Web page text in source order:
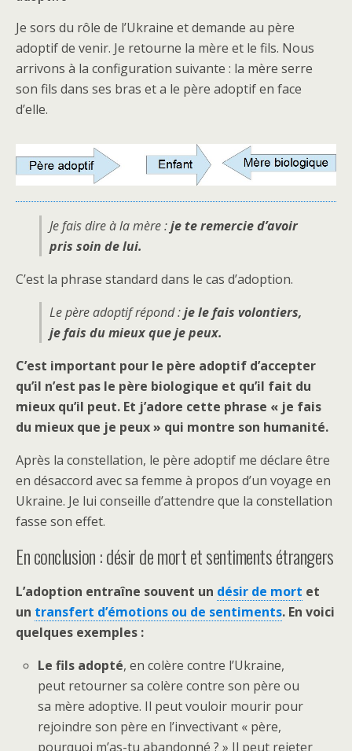
Je sors du rôle de l’Ukraine et demande au père
adoptif de venir. Je retourne la mère et le fils. Nous
arrivons à la configuration suivante : la mère serre
son fils dans ses bras et a le père adoptif en face
d’elle.
Je fais dire à la mère :je te remercie d’avoir
pris soin de lui.
C’est la phrase standard dans le cas d’adoption.
Le père adoptif répond :je le fais volontiers,
je fais du mieux que je peux.
C’est important pour le père adoptif d’accepter
qu’il n’est pas le père biologique et qu’il fait du
mieux qu’il peut. Et j’adore cette phrase « je fais
du mieux que je peux » qui montre son humanité.
Après la constellation, le père adoptif me déclare être
en désaccord avec sa femme à propos d’un voyage en
Ukraine. Je lui conseille d’attendre que la constellation
fasse son effet.
En conclusion : désir de mort et sentiments étrangers
L’adoption entraîne souvent un désir de mort et
un transfert d’émotions ou de sentiments. En voici
quelques exemples :
Le fils adopté, en colère contre l’Ukraine,
peut retourner sa colère contre son père ou
sa mère adoptive. Il peut vouloir mourir pour
rejoindre son père en l’invectivant « père,
pourquoi m’as-tu abandonné ? » Il peut rejeter